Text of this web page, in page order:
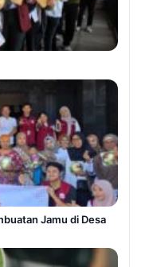
Jamu di Desa